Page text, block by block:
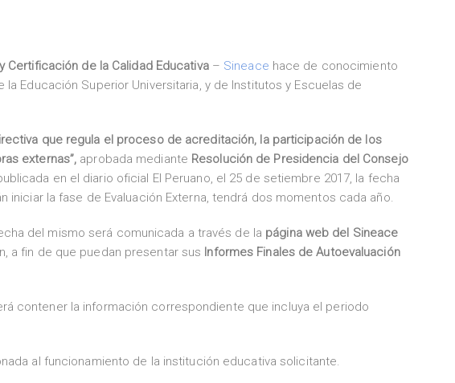
Certificación de la Calidad Educativa– Sineace hace de conocimiento
Educación Superior Universitaria, y de Institutos y Escuelas de
que regula el proceso de acreditación, la participación de los
externas”, aprobada mediante Resolución de Presidencia del Consejo
en el diario oficial El Peruano, el 25 de setiembre 2017, la fecha
la fase de Evaluación Externa, tendrá dos momentos cada año.
del mismo será comunicada a través de la página web del Sineace
a fin de que puedan presentar sus Informes Finales de Autoevaluación
contener la información correspondiente que incluya el periodo
al funcionamiento de la institución educativa solicitante.